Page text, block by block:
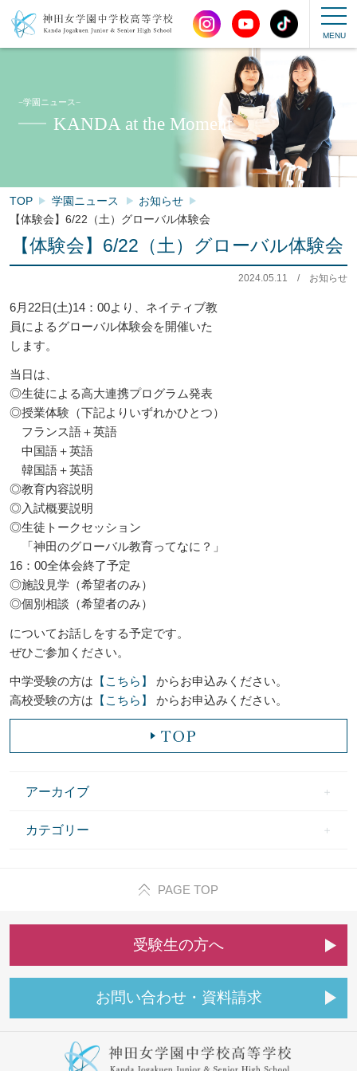
−学園ニュース−
KANDA at the Moment
TOP 学園ニュース
お知らせ
【体験会】6/22（土）グローバル体験会
【体験会】6/22（土）グローバル体験会
2024.05.11 / お知らせ
6月22日(土)14：00より、ネイティブ教
員によるグローバル体験会を開催いた
します。
当日は、
◎生徒による高大連携プログラム発表
◎授業体験（下記よりいずれかひとつ）
フランス語＋英語
中国語＋英語
韓国語＋英語
◎教育内容説明
◎入試概要説明
◎生徒トークセッション
「神田のグローバル教育ってなに？」
16：00全体会終了予定
◎施設見学（希望者のみ）
◎個別相談（希望者のみ）
についてお話しをする予定です。
ぜひご参加ください。
中学受験の方は 【こちら】
からお申込みください。
高校受験の方は 【こちら】 からお申込みください。
アーカイブ
カテゴリー
PAGE TOP
受験生の方へ
お問い合わせ ・ 資料請求